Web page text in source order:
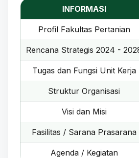
INFORMASI
Profil Fakultas Pertanian
Rencana Strategis 2024 -
Tugas dan Fungsi Unit Kerja
Struktur Organisasi
Visi dan Misi
Fasilitas / Sarana Prasarana
Agenda / Kegiatan